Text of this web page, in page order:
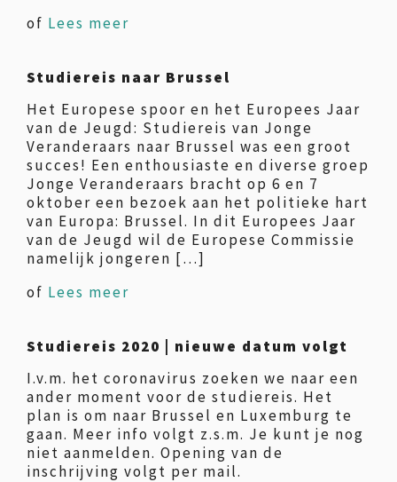
of Lees meer
Studiereis naar Brussel
Het Europese spoor en het Europees Jaar
van de Jeugd: Studiereis van Jonge
Veranderaars naar Brussel was een groot
succes! Een enthousiaste en diverse groep
Jonge Veranderaars bracht op 6 en 7
oktober een bezoek aan het politieke hart
van Europa: Brussel. In dit Europees Jaar
van de Jeugd wil de Europese Commissie
namelijk jongeren […]
of Lees meer
Studiereis 2020 | nieuwe datum volgt
I.v.m. het coronavirus zoeken we naar een
ander moment voor de studiereis. Het
plan is om naar Brussel en Luxemburg te
gaan. Meer info volgt z.s.m. Je kunt je nog
niet aanmelden. Opening van de
inschrijving volgt per mail.